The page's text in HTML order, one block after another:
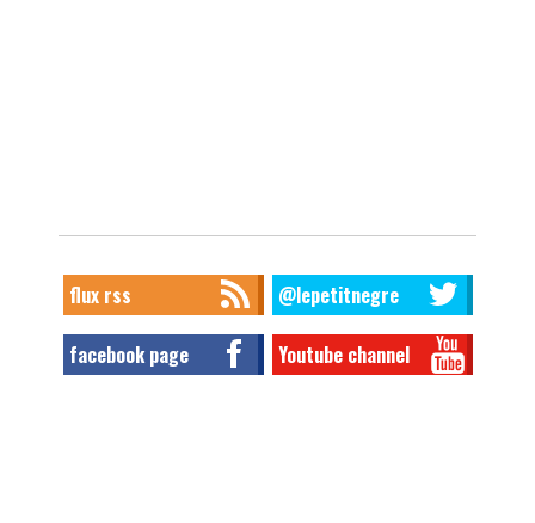
flux rss @lepetitnegre
facebook page Youtube channel